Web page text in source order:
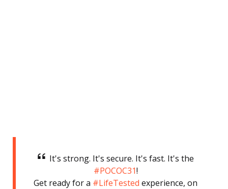
It's strong. It's secure. It's fast. It's the
#POCOC31!
Get ready for a #LifeTested experience, on